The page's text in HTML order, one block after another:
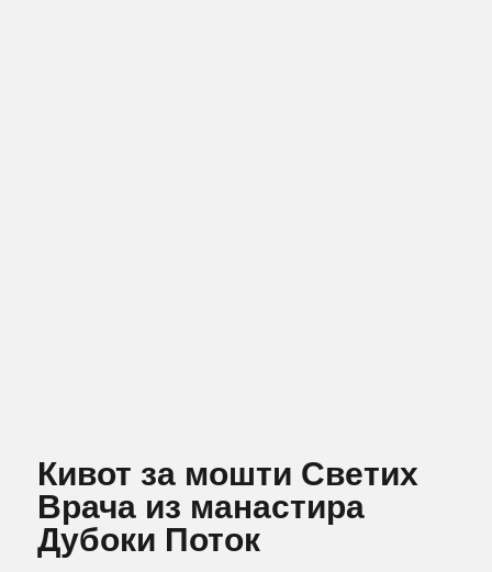
Кивот за мошти Светих
Врача из манастира
Дубоки Поток